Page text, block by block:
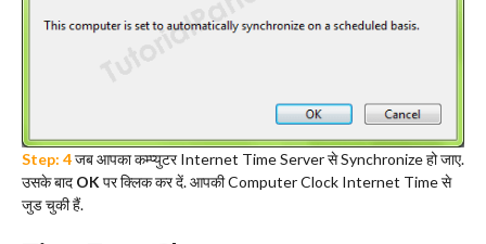
Step: 4जब आपका कम्प्युटर Internet Time Server से Synchronize हो जाए.
उसके बाद OK पर क्लिक कर दें. आपकी Computer Clock Internet Time से
जुड चुकी हैं.